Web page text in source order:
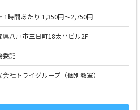
1時間あたり 1,350円～2,750円
県八戸市三日町18太平ビル2F
委託
会社トライグループ（個別教室）